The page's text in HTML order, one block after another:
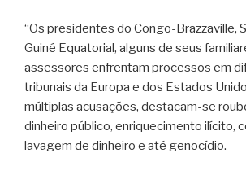
“Os presidentes do Congo-Brazzaville,
Guiné Equatorial, alguns de seus
assessores enfrentam processos em
tribunais da Europa e dos Estados
múltiplas acusações, destacam-se
dinheiro público, enriquecimento ilícito,
lavagem de dinheiro e até genocídio.